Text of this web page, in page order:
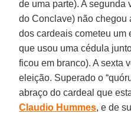
de uma parte). A segunda
do Conclave) não chegou
dos cardeais cometeu um
que usou uma cédula
ficou em branco). A sexta
eleição. Superado o
abraço do cardeal que
Claudio Hummes, e de